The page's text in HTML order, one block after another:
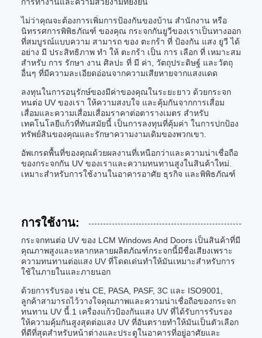
ไม่ว่าคุณจะต้องการเพิ่มการป้องกันของบ้าน สํานักงาน หรือ
นิทรรศการพิพิธภัณฑ์ ของคุณ กระจกกันยูวีของเราเป็นทางออก
ที่สมบูรณ์แบบความ สามารถ ของ ตะกร้า ที่ ป้องกัน แสง ยูวี ได้
อย่าง มี ประสิทธิภาพ ทํา ให้ ตะกร้า เป็น การ เลือก ที่ เหมาะสม
สําหรับ การ รักษา งาน ศิลปะ ที่ มี ค่า, วัตถุประดิษฐ์ และวัตถุ
อื่นๆ ที่มีความละเอียดอ่อนจากความเสียหายจากแสงแดด
ลงทุนในการอนุรักษ์ของมีค่าของคุณในระยะยาว ด้วยกระจก
ทนต่อ UV ของเรา ให้ความสงบใจ และคุ้มกันจากการเสื่อม
เสื่อมและความเสื่อมเสื่อมราคาต่อตารางเมตร สําหรับ
เทคโนโลยีแก้วที่ทันสมัยนี้ เป็นการลงทุนที่คุ้มค่า ในการปกป้อง
ทรัพย์สินของคุณและรักษาความงามเดิมของพวกเขา.
อัพเกรดพื้นที่ของคุณด้วยผลงานที่เหนือกว่าและความน่าเชื่อถือ
ของกระจกกัน UV ของเราและความทนทานสูงในสินค้าใหม่.
เหมาะสําหรับการใช้งานในอาคารอาศัย ธุรกิจ และพิพิธภัณฑ์
การใช้งาน:
กระจกทนต่อ UV ของ LCM Windows And Doors เป็นสินค้าที่มี
คุณภาพสูงและหลากหลายผลิตภัณฑ์กระจกนี้มีชื่อเสียงเพราะ
ความทนทานต่อแสง UV ที่โดดเด่นทําให้มันเหมาะสําหรับการ
ใช้ในภายในและภายนอก
ด้วยการรับรอง เช่น CE, PASA, PASF, 3C และ ISO9001,
ลูกค้าสามารถไว้วางใจคุณภาพและความน่าเชื่อถือของกระจก
ทนทาน UV นี้.1 เครื่องแก้วป้องกันแสง UV ที่ได้รับการรับรอง
ให้ความคุ้มกันสูงสุดต่อแสง UV ที่อันตรายทําให้มันเป็นตัวเลือก
ที่ดีที่สุดสําหรับหน้าต่างและประตูในอาคารที่อยู่อาศัยและ